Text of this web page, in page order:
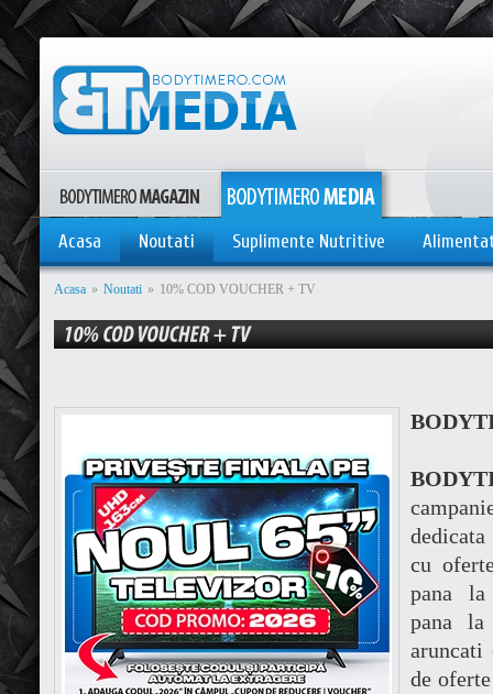
Acasa Noutati Suplimente Nutritive
Acasa » Noutati » 10% COD VOUCHER + TV
dedicata
cu
pana la
pana
aruncati
de